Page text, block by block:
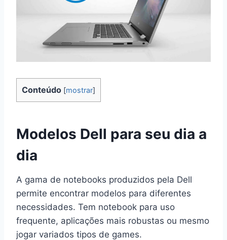
Conteúdo [mostrar]
Modelos Dell para seu dia a
dia
A gama de notebooks produzidos pela Dell
permite encontrar modelos para diferentes
necessidades. Tem notebook para uso
frequente, aplicações mais robustas ou mesmo
jogar variados tipos de games.